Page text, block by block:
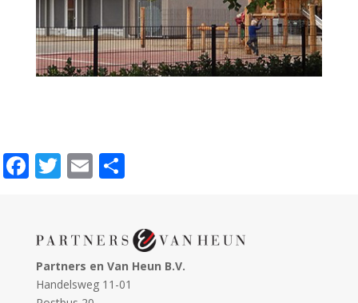
Facebook
Twitter
Email
Partners en Van Heun B.V.
Handelsweg 11-01